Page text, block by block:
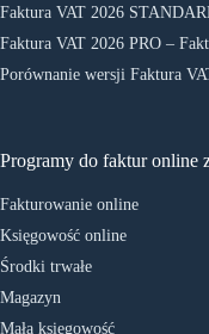
Faktura VAT 2026
Faktura VAT 2026 PRO –
Porównanie wersji Faktura
Programy do faktur online
Fakturowanie online
Księgowość online
Środki trwałe
Magazyn
Mała księgowość